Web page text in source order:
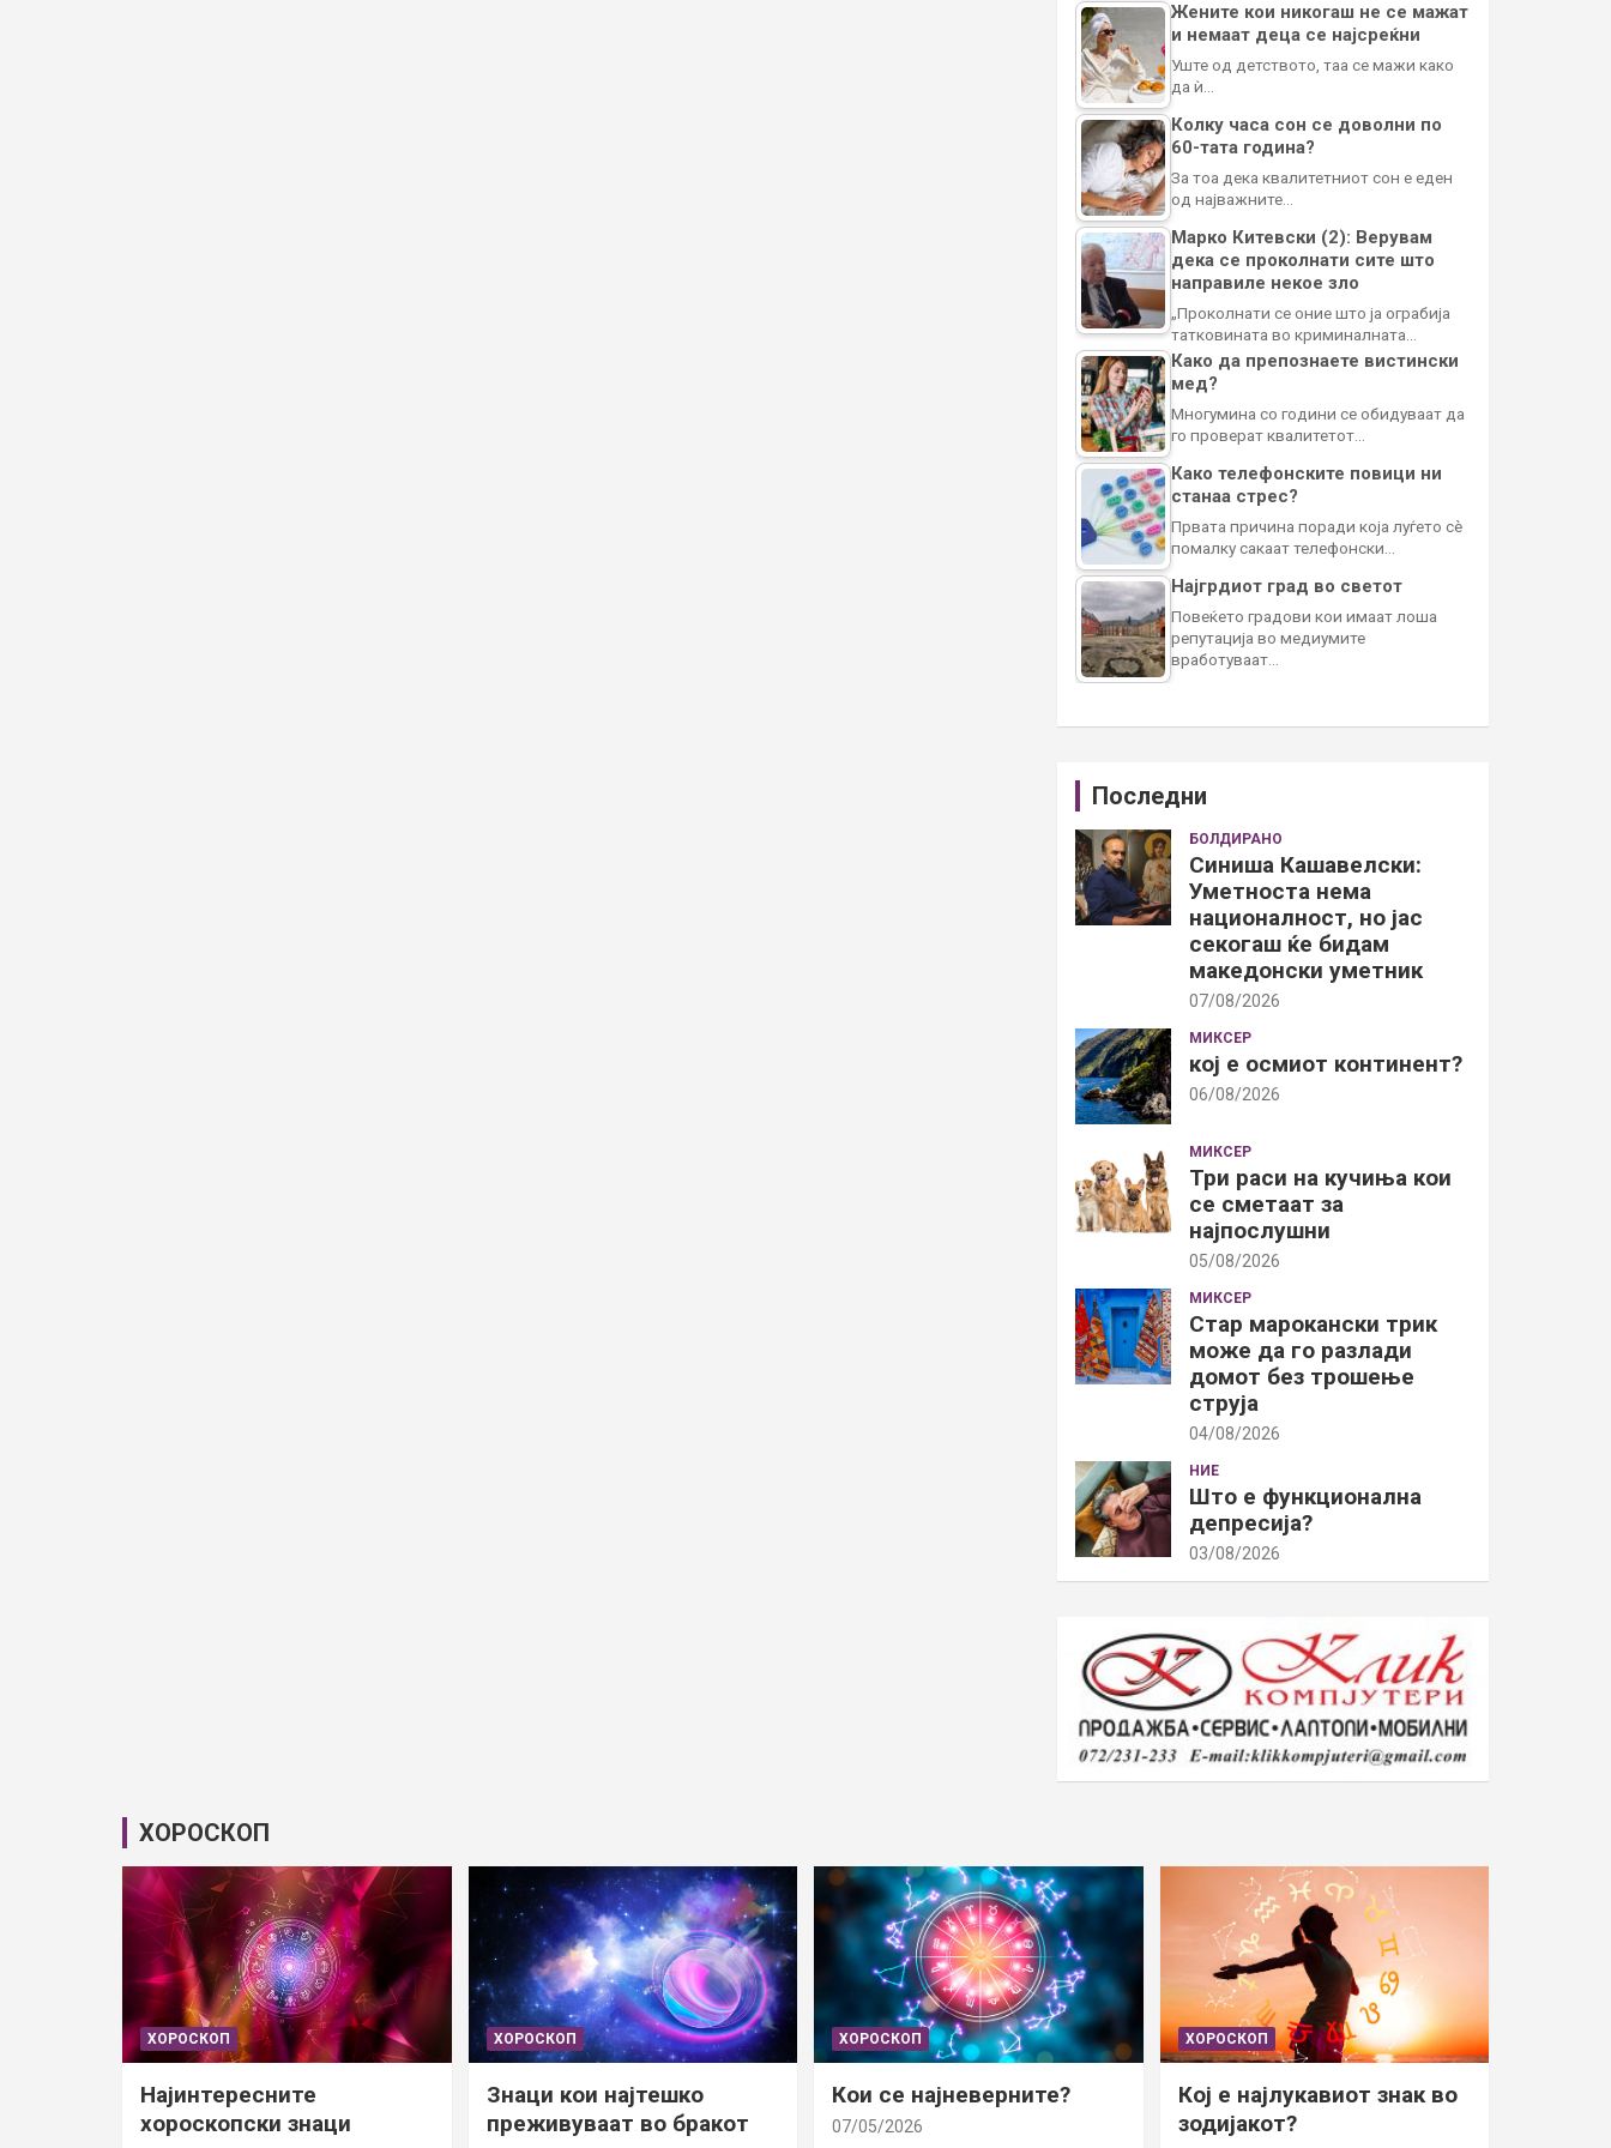
Жените кои никогаш не се мажат
и немаат деца се најсреќни
Уште од детството, таа се мажи како
да ѝ…
Колку часа сон се доволни по
60-тата година?
За тоа дека квалитетниот сон е еден
од најважните…
Марко Китевски (2): Верувам
дека се проколнати сите што
направиле некое зло
„Проколнати се оние што ја ограбија
татковината во криминалната…
Како да препознаете вистински
мед?
Многумина со години се обидуваат да
го проверат квалитетот…
Како телефонските повици ни
станаа стрес?
Првата причина поради која луѓето сè
помалку сакаат телефонски…
Најгрдиот град во светот
Повеќето градови кои имаат лоша
репутација во медиумите
вработуваат…
Последни
БОЛДИРАНО
Синиша Кашавелски:
Уметноста нема
националност, но јас
секогаш ќе бидам
македонски уметник
07/08/2026
МИКСЕР
кој е осмиот континент?
06/08/2026
МИКСЕР
Три раси на кучиња кои
се сметаат за
најпослушни
05/08/2026
МИКСЕР
Стар марокански трик
може да го разлади
домот без трошење
струја
04/08/2026
НИЕ
Што е функционална
депресија?
03/08/2026
ХОРОСКОП
ХОРОСКОП
Најинтересните
хороскопски знаци
ХОРОСКОП
Знаци кои најтешко
преживуваат во бракот
ХОРОСКОП
Кои се најневерните?
07/05/2026
ХОРОСКОП
Кој е најлукавиот знак во
зодијакот?